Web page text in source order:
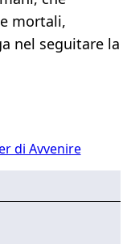
mortali,
nel seguitare la
di Avvenire